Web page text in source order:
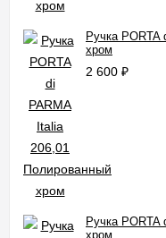
Ручка
хром
2 600 ₽
Ручка
хром